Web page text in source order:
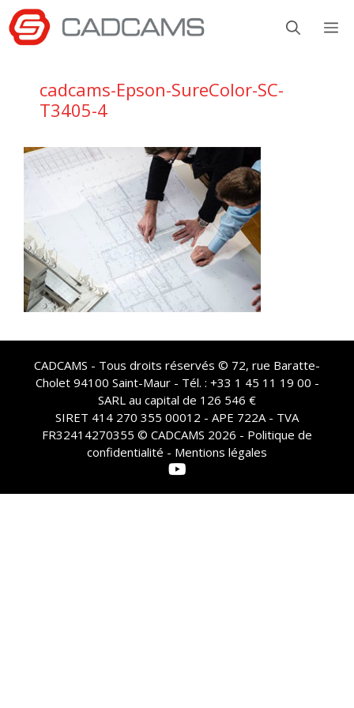
Aller
au
contenu
cadcams-Epson-SureColor-SC-
T3405-4
CADCAMS - Tous droits réservés © 72, rue Baratte-
Cholet 94100 Saint-Maur - Tél. : +33 1 45 11 19 00 -
SARL au capital de 126 546 €
SIRET 414 270 355 00012 - APE 722A - TVA
FR32414270355 © CADCAMS 2026 - Politique de
confidentialité - Mentions légales